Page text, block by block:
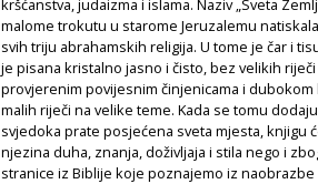
malome trokutu u starome Jeruzalemu
svih triju abrahamskih religija. U tome je čar i
je pisana kristalno jasno i čisto, bez velikih
provjerenim povijesnim činjenicama i
malih riječi na velike teme. Kada se tomu
svjedoka prate posjećena sveta mjesta, knjigu
njezina duha, znanja, doživljaja i stila nego i
stranice iz Biblije koje poznajemo iz